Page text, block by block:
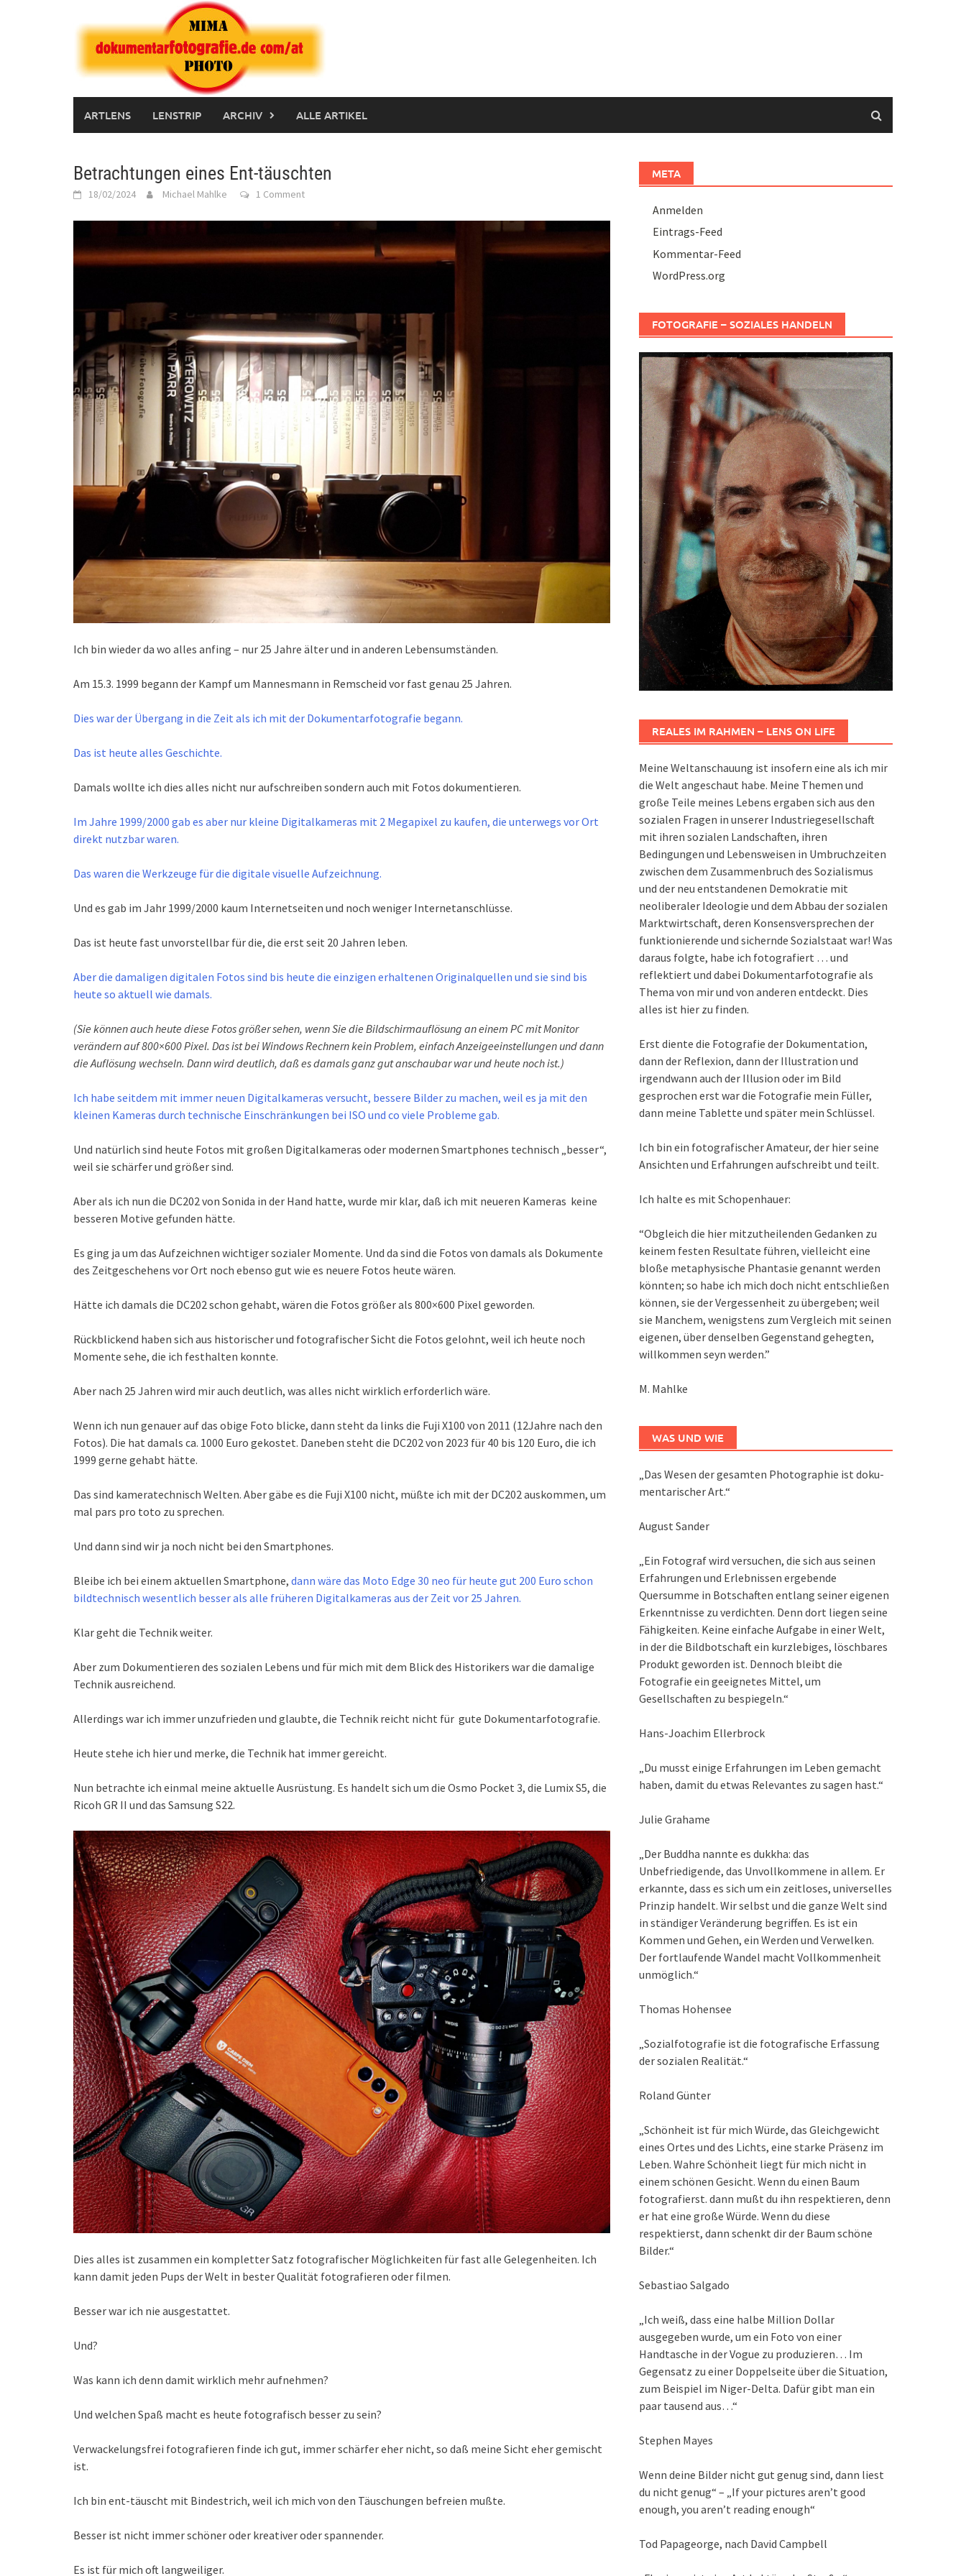
ARTLENS LENSTRIP ARCHIV ALLE ARTIKEL
Betrachtungen eines Ent-täuschten
18/02/2024 Michael Mahlke 1 Comment
Ich bin wieder da wo alles anfing – nur 25 Jahre älter und in anderen Lebensumständen.
Am 15.3. 1999 begann der Kampf um Mannesmann in Remscheid vor fast genau 25 Jahren.
Dies war der Übergang in die Zeit als ich mit der Dokumentarfotografie begann.
Das ist heute alles Geschichte.
Damals wollte ich dies alles nicht nur aufschreiben sondern auch mit Fotos dokumentieren.
Im Jahre 1999/2000 gab es aber nur kleine Digitalkameras mit 2 Megapixel zu kaufen, die unterwegs vor Ort
direkt nutzbar waren.
Das waren die Werkzeuge für die digitale visuelle Aufzeichnung.
Und es gab im Jahr 1999/2000 kaum Internetseiten und noch weniger Internetanschlüsse.
Das ist heute fast unvorstellbar für die, die erst seit 20 Jahren leben.
Aber die damaligen digitalen Fotos sind bis heute die einzigen erhaltenen Originalquellen und sie sind bis
heute so aktuell wie damals.
(Sie können auch heute diese Fotos größer sehen, wenn Sie die Bildschirmauflösung an einem PC mit Monitor
verändern auf 800×600 Pixel. Das ist bei Windows Rechnern kein Problem, einfach Anzeigeeinstellungen und dann
die Auflösung wechseln. Dann wird deutlich, daß es damals ganz gut anschaubar war und heute noch ist.)
Ich habe seitdem mit immer neuen Digitalkameras versucht, bessere Bilder zu machen, weil es ja mit den
kleinen Kameras durch technische Einschränkungen bei ISO und co viele Probleme gab.
Und natürlich sind heute Fotos mit großen Digitalkameras oder modernen Smartphones technisch „besser“,
weil sie schärfer und größer sind.
Aber als ich nun die DC202 von Sonida in der Hand hatte, wurde mir klar, daß ich mit neueren Kameras keine
besseren Motive gefunden hätte.
Es ging ja um das Aufzeichnen wichtiger sozialer Momente. Und da sind die Fotos von damals als Dokumente
des Zeitgeschehens vor Ort noch ebenso gut wie es neuere Fotos heute wären.
Hätte ich damals die DC202 schon gehabt, wären die Fotos größer als 800×600 Pixel geworden.
Rückblickend haben sich aus historischer und fotografischer Sicht die Fotos gelohnt, weil ich heute noch
Momente sehe, die ich festhalten konnte.
Aber nach 25 Jahren wird mir auch deutlich, was alles nicht wirklich erforderlich wäre.
Wenn ich nun genauer auf das obige Foto blicke, dann steht da links die Fuji X100 von 2011 (12Jahre nach den
Fotos). Die hat damals ca. 1000 Euro gekostet. Daneben steht die DC202 von 2023 für 40 bis 120 Euro, die ich
1999 gerne gehabt hätte.
Das sind kameratechnisch Welten. Aber gäbe es die Fuji X100 nicht, müßte ich mit der DC202 auskommen, um
mal pars pro toto zu sprechen.
Und dann sind wir ja noch nicht bei den Smartphones.
Bleibe ich bei einem aktuellen Smartphone, dann wäre das Moto Edge 30 neo für heute gut 200 Euro schon
bildtechnisch wesentlich besser als alle früheren Digitalkameras aus der Zeit vor 25 Jahren.
Klar geht die Technik weiter.
Aber zum Dokumentieren des sozialen Lebens und für mich mit dem Blick des Historikers war die damalige
Technik ausreichend.
Allerdings war ich immer unzufrieden und glaubte, die Technik reicht nicht für gute Dokumentarfotografie.
Heute stehe ich hier und merke, die Technik hat immer gereicht.
Nun betrachte ich einmal meine aktuelle Ausrüstung. Es handelt sich um die Osmo Pocket 3, die Lumix S5, die
Ricoh GR II und das Samsung S22.
Dies alles ist zusammen ein kompletter Satz fotografischer Möglichkeiten für fast alle Gelegenheiten. Ich
kann damit jeden Pups der Welt in bester Qualität fotografieren oder filmen.
Besser war ich nie ausgestattet.
Und?
Was kann ich denn damit wirklich mehr aufnehmen?
Und welchen Spaß macht es heute fotografisch besser zu sein?
Verwackelungsfrei fotografieren finde ich gut, immer schärfer eher nicht, so daß meine Sicht eher gemischt
ist.
Ich bin ent-täuscht mit Bindestrich, weil ich mich von den Täuschungen befreien mußte.
Besser ist nicht immer schöner oder kreativer oder spannender.
Es ist für mich oft langweiliger.
META
Anmelden
Eintrags-Feed
Kommentar-Feed
WordPress.org
FOTOGRAFIE – SOZIALES HANDELN
REALES IM RAHMEN – LENS ON LIFE
Meine Weltanschauung ist insofern eine als ich mir
die Welt angeschaut habe. Meine Themen und
große Teile meines Lebens ergaben sich aus den
sozialen Fragen in unserer Industriegesellschaft
mit ihren sozialen Landschaften, ihren
Bedingungen und Lebensweisen in Umbruchzeiten
zwischen dem Zusammenbruch des Sozialismus
und der neu entstandenen Demokratie mit
neoliberaler Ideologie und dem Abbau der sozialen
Marktwirtschaft, deren Konsensversprechen der
funktionierende und sichernde Sozialstaat war! Was
daraus folgte, habe ich fotografiert … und
reflektiert und dabei Dokumentarfotografie als
Thema von mir und von anderen entdeckt. Dies
alles ist hier zu finden.
Erst diente die Fotografie der Dokumentation,
dann der Reflexion, dann der Illustration und
irgendwann auch der Illusion oder im Bild
gesprochen erst war die Fotografie mein Füller,
dann meine Tablette und später mein Schlüssel.
Ich bin ein fotografischer Amateur, der hier seine
Ansichten und Erfahrungen aufschreibt und teilt.
Ich halte es mit Schopenhauer:
“Obgleich die hier mitzutheilenden Gedanken zu
keinem festen Resultate führen, vielleicht eine
bloße metaphysische Phantasie genannt werden
könnten; so habe ich mich doch nicht entschließen
können, sie der Vergessenheit zu übergeben; weil
sie Manchem, wenigstens zum Vergleich mit seinen
eigenen, über denselben Gegenstand gehegten,
willkommen seyn werden.”
M. Mahlke
WAS UND WIE
„Das We­sen der ge­sam­ten Pho­to­gra­phie ist do­ku­
men­ta­ri­scher Art.“
August Sander
„Ein Fotograf wird versuchen, die sich aus seinen
Erfahrungen und Erlebnissen ergebende
Quersumme in Botschaften entlang seiner eigenen
Erkenntnisse zu verdichten. Denn dort liegen seine
Fähigkeiten. Keine einfache Aufgabe in einer Welt,
in der die Bildbotschaft ein kurzlebiges, löschbares
Produkt geworden ist. Dennoch bleibt die
Fotografie ein geeignetes Mittel, um
Gesellschaften zu bespiegeln.“
Hans-Joachim Ellerbrock
„Du musst einige Erfahrungen im Leben gemacht
haben, damit du etwas Relevantes zu sagen hast.“
Julie Grahame
„Der Buddha nannte es dukkha: das
Unbefriedigende, das Unvollkommene in allem. Er
erkannte, dass es sich um ein zeitloses, universelles
Prinzip handelt. Wir selbst und die ganze Welt sind
in ständiger Veränderung begriffen. Es ist ein
Kommen und Gehen, ein Werden und Verwelken.
Der fortlaufende Wandel macht Vollkommenheit
unmöglich.“
Thomas Hohensee
„Sozialfotografie ist die fotografische Erfassung
der sozialen Realität.“
Roland Günter
„Schönheit ist für mich Würde, das Gleichgewicht
eines Ortes und des Lichts, eine starke Präsenz im
Leben. Wahre Schönheit liegt für mich nicht in
einem schönen Gesicht. Wenn du einen Baum
fotografierst. dann mußt du ihn respektieren, denn
er hat eine große Würde. Wenn du diese
respektierst, dann schenkt dir der Baum schöne
Bilder.“
Sebastiao Salgado
„Ich weiß, dass eine halbe Million Dollar
ausgegeben wurde, um ein Foto von einer
Handtasche in der Vogue zu produzieren… Im
Gegensatz zu einer Doppelseite über die Situation,
zum Beispiel im Niger-Delta. Dafür gibt man ein
paar tausend aus…“
Stephen Mayes
Wenn deine Bilder nicht gut genug sind, dann liest
du nicht genug“ – „If your pictures aren’t good
enough, you aren’t reading enough“
Tod Papageorge, nach David Campbell